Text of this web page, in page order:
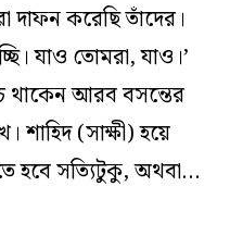
করেছি তাঁদের।
যাও তোমরা, যাও।’
থাকেন আরব বসন্তের
শাহিদ (সাক্ষী) হয়ে
হবে সত্যিটুকু, অথবা…